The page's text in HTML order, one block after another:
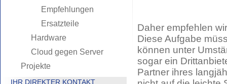
Empfehlungen
Ersatzteile
Hardware
Cloud gegen Server
Projekte
IHR DIREKTER KONTAKT
Daher empfehlen
Diese Aufgabe
können unter
sogar ein
Partner ihres